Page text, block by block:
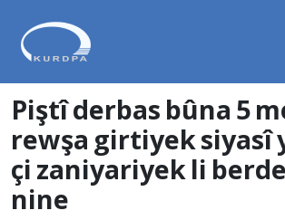
Piştî derbas bûna 5
rewşa girtiyek siyasî
çi zaniyariyek li
nine